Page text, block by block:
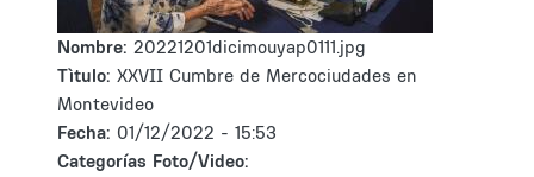
Nombre: 20221201dicimouyap0111.jpg
Tìtulo: XXVII Cumbre de Mercociudades en
Montevideo
Fecha: 01/12/2022 - 15:53
Categorías Foto/Video: